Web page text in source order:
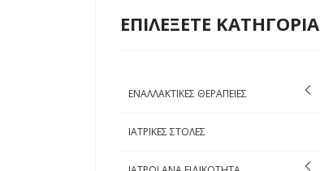
ΕΠΙΛΕΞΕΤΕ ΚΑΤΗΓΟΡΙΑ
ΕΝΑΛΛΑΚΤΙΚΕΣ ΘΕΡΑΠΕΙΕΣ
ΙΑΤΡΙΚΕΣ ΣΤΟΛΕΣ